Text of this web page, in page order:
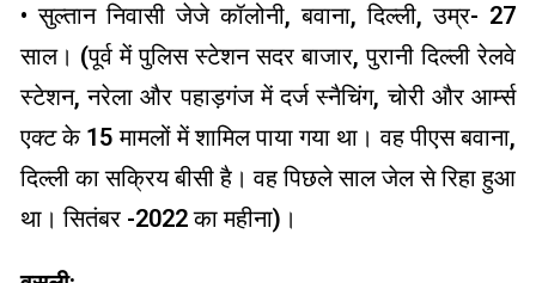
• सुल्तान निवासी जेजे कॉलोनी, बवाना, दिल्ली, उम्र- 27
साल। (पूर्व में पुलिस स्टेशन सदर बाजार, पुरानी दिल्ली रेलवे
स्टेशन, नरेला और पहाड़गंज में दर्ज स्नैचिंग, चोरी और आर्म्स
एक्ट के 15 मामलों में शामिल पाया गया था। वह पीएस बवाना,
दिल्ली का सक्रिय बीसी है। वह पिछले साल जेल से रिहा हुआ
था। सितंबर -2022 का महीना)।